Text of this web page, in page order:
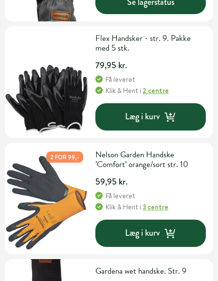
Flex Handsker - str. 9. Pakke
med 5 stk.
79,95 kr.
Få leveret
Klik & Hent i2 centre
Læg i kurv
2 FOR 99,-
Nelson Garden Handske
’Comfort’ orange/sort str. 10
59,95 kr.
Få leveret
Klik & Hent i3 centre
Læg i kurv
Gardena wet handske. Str. 9